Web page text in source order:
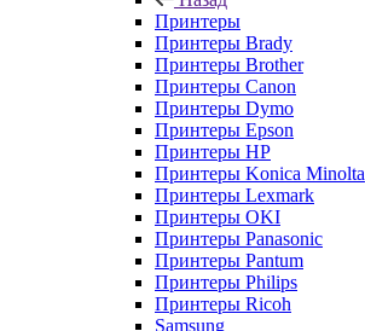
Принтеры
Принтеры Brady
Принтеры Brother
Принтеры Canon
Принтеры Dymo
Принтеры Epson
Принтеры HP
Принтеры Konica Minolta
Принтеры Lexmark
Принтеры OKI
Принтеры Panasonic
Принтеры Pantum
Принтеры Philips
Принтеры Ricoh
Samsung